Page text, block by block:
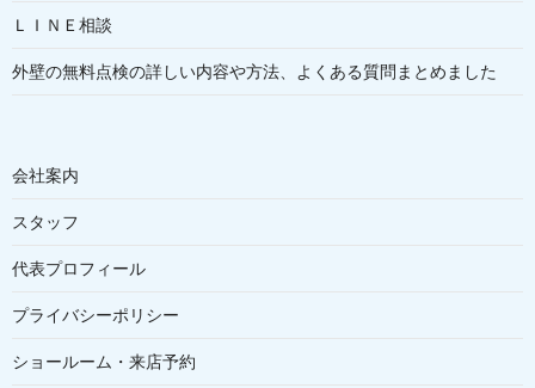
ＬＩＮＥ相談
外壁の無料点検の詳しい内容や方法、よくある質問まとめました
会社案内
スタッフ
代表プロフィール
プライバシーポリシー
ショールーム・来店予約